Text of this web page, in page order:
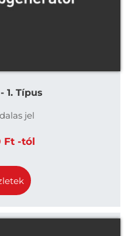
1. Típus
jel
Ft -tól